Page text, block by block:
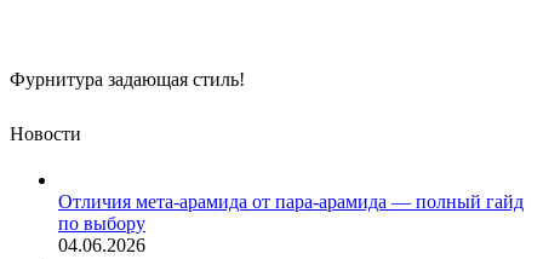
Фурнитура задающая стиль!
Новости
Отличия мета-арамида от пара-арамида — полный гайд
по выбору
04.06.2026